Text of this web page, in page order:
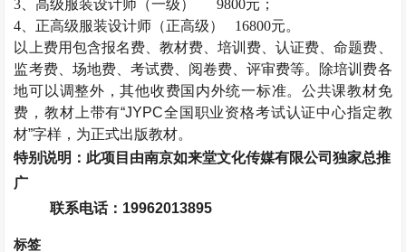
3 、高级服装设计师（一级） 9800元；
4 、正高级服装设计师（正高级） 16800元。
以上费用包含报名费、教材费、培训费、认证费、命题费、
监考费、场地费、考试费、阅卷费、评审费等。除培训费各
地可以调整外，其他收费国内外统一标准。公共课教材免
费，教材上带有“JYPC全国职业资格考试认证中心指定教
材”字样，为正式出版教材。
特别说明：此项目由南京如来堂文化传媒有限公司独家总推
广
联系电话： 19962013895
标签